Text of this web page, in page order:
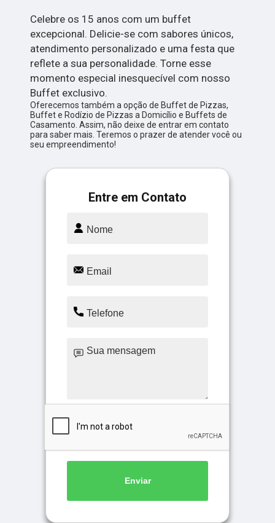
Celebre os 15 anos com um buffet
excepcional. Delicie-se com sabores únicos,
atendimento personalizado e uma festa que
reflete a sua personalidade. Torne esse
momento especial inesquecível com nosso
Buffet exclusivo.
Oferecemos também a opção de Buffet de Pizzas,
Buffet e Rodízio de Pizzas a Domicílio e Buffets de
Casamento. Assim, não deixe de entrar em contato
para saber mais. Teremos o prazer de atender você ou
seu empreendimento!
Entre em Contato
Enviar